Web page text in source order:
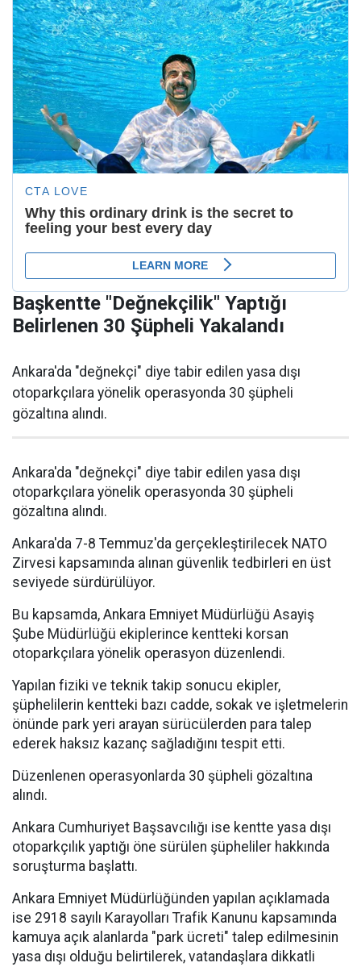
Başkentte "Değnekçilik" Yaptığı
Belirlenen 30 Şüpheli Yakalandı
Ankara'da "değnekçi" diye tabir edilen yasa dışı
otoparkçılara yönelik operasyonda 30 şüpheli
gözaltına alındı.
Ankara'da "değnekçi" diye tabir edilen yasa dışı
otoparkçılara yönelik operasyonda 30 şüpheli
gözaltına alındı.
Ankara'da 7-8 Temmuz'da gerçekleştirilecek NATO
Zirvesi kapsamında alınan güvenlik tedbirleri en üst
seviyede sürdürülüyor.
Bu kapsamda, Ankara Emniyet Müdürlüğü Asayiş
Şube Müdürlüğü ekiplerince kentteki korsan
otoparkçılara yönelik operasyon düzenlendi.
Yapılan fiziki ve teknik takip sonucu ekipler,
şüphelilerin kentteki bazı cadde, sokak ve işletmelerin
önünde park yeri arayan sürücülerden para talep
ederek haksız kazanç sağladığını tespit etti.
Düzenlenen operasyonlarda 30 şüpheli gözaltına
alındı.
Ankara Cumhuriyet Başsavcılığı ise kentte yasa dışı
otoparkçılık yaptığı öne sürülen şüpheliler hakkında
soruşturma başlattı.
Ankara Emniyet Müdürlüğünden yapılan açıklamada
ise 2918 sayılı Karayolları Trafik Kanunu kapsamında
kamuya açık alanlarda "park ücreti" talep edilmesinin
yasa dışı olduğu belirtilerek, vatandaşlara dikkatli